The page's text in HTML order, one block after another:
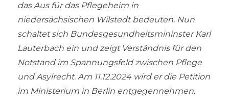
das Aus für das Pflegeheim in
niedersächsischen Wilstedt bedeuten. Nun
schaltet sich Bundesgesundheitsmininster Karl
Lauterbach ein und zeigt Verständnis für den
Notstand im Spannungsfeld zwischen Pflege
und Asylrecht. Am 11.12.2024 wird er die Petition
im Ministerium in Berlin entgegennehmen.